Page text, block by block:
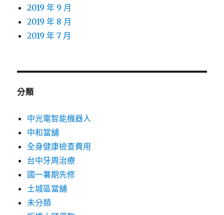
2019 年 9 月
2019 年 8 月
2019 年 7 月
分類
中光電智能機器人
中和當舖
全身健康檢查費用
台中牙周治療
國一暑期先修
土城區當舖
未分類